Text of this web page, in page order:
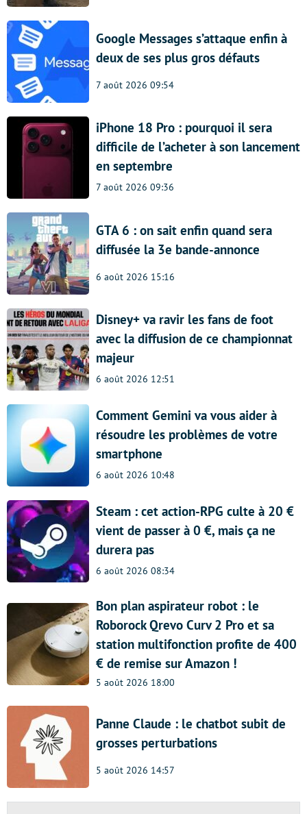
Google Messages s’attaque enfin à
deux de ses plus gros défauts
7 août 2026 09:54
iPhone 18 Pro : pourquoi il sera
difficile de l’acheter à son lancement
en septembre
7 août 2026 09:36
GTA 6 : on sait enfin quand sera
diffusée la 3e bande-annonce
6 août 2026 15:16
Disney+ va ravir les fans de foot
avec la diffusion de ce championnat
majeur
6 août 2026 12:51
Comment Gemini va vous aider à
résoudre les problèmes de votre
smartphone
6 août 2026 10:48
Steam : cet action-RPG culte à 20 €
vient de passer à 0 €, mais ça ne
durera pas
6 août 2026 08:34
Bon plan aspirateur robot : le
Roborock Qrevo Curv 2 Pro et sa
station multifonction profite de 400
€ de remise sur Amazon !
5 août 2026 18:00
Panne Claude : le chatbot subit de
grosses perturbations
5 août 2026 14:57